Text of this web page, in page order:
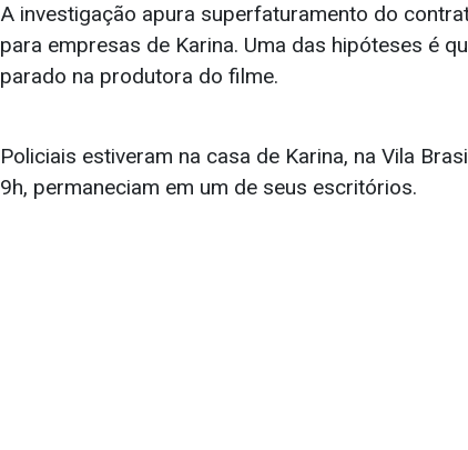
A investigação apura superfaturamento do
para empresas de Karina. Uma das hipóteses é
parado na produtora do filme.
Policiais estiveram na casa de Karina, na Vila
9h, permaneciam em um de seus escritórios.